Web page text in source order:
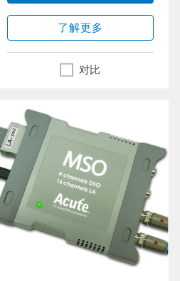
了解更多
对比